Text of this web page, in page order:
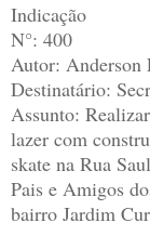
Indicação
N°: 400
Autor: Anderson
Destinatário:
Assunto:
lazer com
skate na Rua
Pais e Amigos
bairro Jardim